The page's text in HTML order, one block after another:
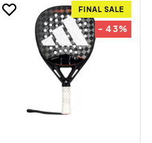
FINAL SALE
- 43%